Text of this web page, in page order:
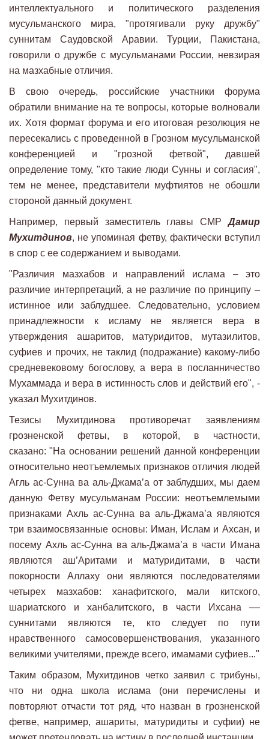
интеллектуального и политического разделения
мусульманского мира, "протягивали руку дружбу"
суннитам Саудовской Аравии. Турции, Пакистана,
говорили о дружбе с мусульманами России, невзирая
на мазхабные отличия.
В свою очередь, российские участники форума
обратили внимание на те вопросы, которые волновали
их. Хотя формат форума и его итоговая резолюция не
пересекались с проведенной в Грозном мусульманской
конференцией и "грозной фетвой", давшей
определение тому, "кто такие люди Сунны и согласия",
тем не менее, представители муфтиятов не обошли
стороной данный документ.
Например, первый заместитель главы СМРДамир
Мухитдинов, не упоминая фетву, фактически вступил
в спор с ее содержанием и выводами.
"Различия мазхабов и направлений ислама – это
различие интерпретаций, а не различие по принципу –
истинное или заблудшее. Следовательно, условием
принадлежности к исламу не является вера в
утверждения ашаритов, матуридитов, мутазилитов,
суфиев и прочих, не таклид (подражание) какому-либо
средневековому богослову, а вера в посланничество
Мухаммада и вера в истинность слов и действий его", -
указал Мухитдинов.
Тезисы Мухитдинова противоречат заявлениям
грозненской фетвы, в которой, в частности,
сказано: "На основании решений данной конференции
относительно неотъемлемых признаков отличия людей
Агль ас-Сунна ва аль-Джама’а от заблудших, мы даем
данную Фетву мусульманам России: неотъемлемыми
признаками Ахль ас-Сунна ва аль-Джама’а являются
три взаимосвязанные основы: Иман, Ислам и Ахсан, и
посему Ахль ас-Сунна ва аль-Джама’а в части Имана
являются аш’Аритами и матуридитами, в части
покорности Аллаху они являются последователями
четырех мазхабов: ханафитского, мали китского,
шариатского и ханбалитского, в части Ихсана ––
суннитами являются те, кто следует по пути
нравственного самосовершенствования, указанного
великими учителями, прежде всего, имамами суфиев..."
Таким образом, Мухитдинов четко заявил с трибуны,
что ни одна школа ислама (они перечислены и
повторяют отчасти тот ряд, что назван в грозненской
фетве, например, ашариты, матуридиты и суфии) не